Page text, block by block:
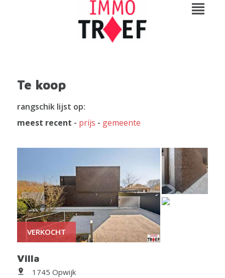
Te koop
rangschik lijst op:
meest recent - prijs - gemeente
VERKOCHT
Villa
1745 Opwijk